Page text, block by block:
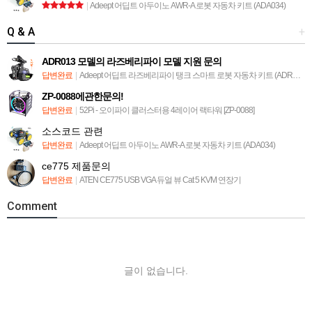
Adeept 어딥트 아두이노 AWR-A 로봇 자동차 키트 (ADA034)
+
Q & A
ADR013 모델의 라즈베리파이 모델 지원 문의
답변완료 Adeept 어딥트 라즈베리파이 탱크 스마트 로봇 자동차 키트 (ADR013)
ZP-0088에관한문의!
답변완료 52Pi - 오이파이 클러스터용 4레이어 랙타워 [ZP-0088]
소스코드 관련
답변완료 Adeept 어딥트 아두이노 AWR-A 로봇 자동차 키트 (ADA034)
ce775 제품문의
답변완료 ATEN CE775 USB VGA 듀얼 뷰 Cat 5 KVM 연장기
Comment
글이 없습니다.